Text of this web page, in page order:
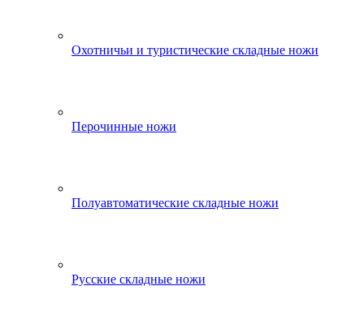
Охотничьи и туристические складные ножи
Перочинные ножи
Полуавтоматические складные ножи
Русские складные ножи